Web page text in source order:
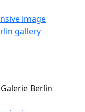
gallery
Berlin